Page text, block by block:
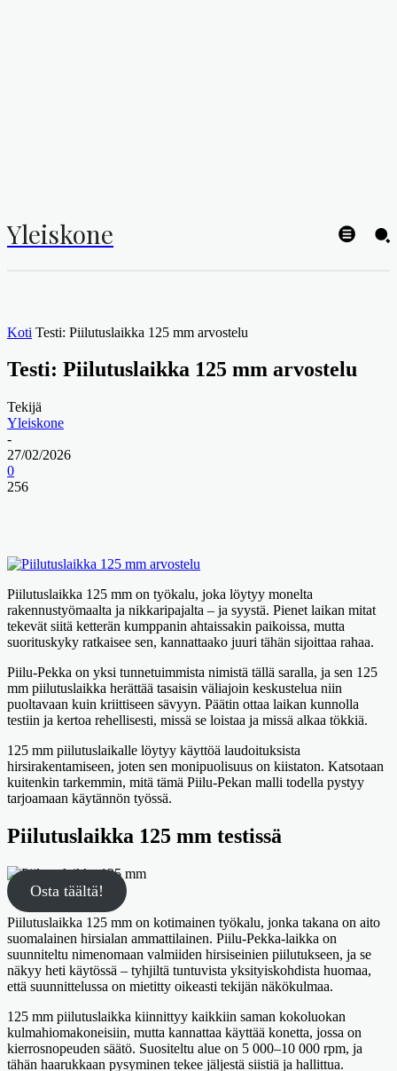
Yleiskone
Koti Testi: Piilutuslaikka 125 mm arvostelu
Testi: Piilutuslaikka 125 mm arvostelu
Tekijä
Yleiskone
-
27/02/2026
0
256
Piilutuslaikka 125 mm on työkalu, joka löytyy monelta
rakennustyömaalta ja nikkaripajalta – ja syystä. Pienet laikan mitat
tekevät siitä ketterän kumppanin ahtaissakin paikoissa, mutta
suorituskyky ratkaisee sen, kannattaako juuri tähän sijoittaa rahaa.
Piilu-Pekka on yksi tunnetuimmista nimistä tällä saralla, ja sen 125
mm piilutuslaikka herättää tasaisin väliajoin keskustelua niin
puoltavaan kuin kriittiseen sävyyn. Päätin ottaa laikan kunnolla
testiin ja kertoa rehellisesti, missä se loistaa ja missä alkaa tökkiä.
125 mm piilutuslaikalle löytyy käyttöä laudoituksista
hirsirakentamiseen, joten sen monipuolisuus on kiistaton. Katsotaan
kuitenkin tarkemmin, mitä tämä Piilu-Pekan malli todella pystyy
tarjoamaan käytännön työssä.
Piilutuslaikka 125 mm testissä
Osta täältä!
Piilutuslaikka 125 mm on kotimainen työkalu, jonka takana on aito
suomalainen hirsialan ammattilainen. Piilu-Pekka-laikka on
suunniteltu nimenomaan valmiiden hirsiseinien piilutukseen, ja se
näkyy heti käytössä – tyhjiltä tuntuvista yksityiskohdista huomaa,
että suunnittelussa on mietitty oikeasti tekijän näkökulmaa.
125 mm piilutuslaikka kiinnittyy kaikkiin saman kokoluokan
kulmahiomakoneisiin, mutta kannattaa käyttää konetta, jossa on
kierrosnopeuden säätö. Suositeltu alue on 5 000–10 000 rpm, ja
tähän haarukkaan pysyminen tekee jäljestä siistiä ja hallittua.